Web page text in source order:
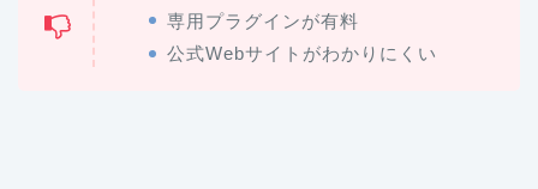
専用プラグインが有料
公式Webサイトがわかりにくい